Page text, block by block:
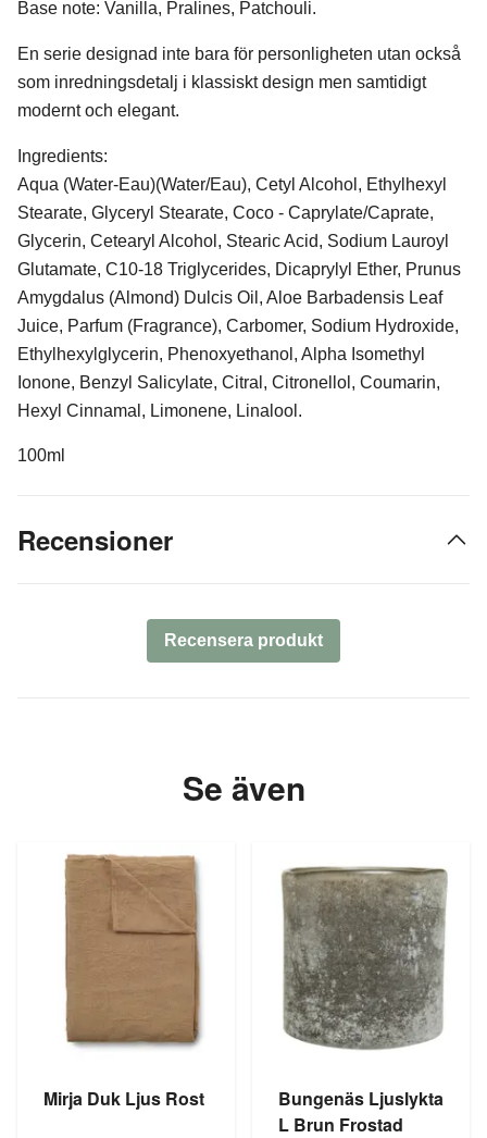
Base note: Vanilla, Pralines, Patchouli.
En serie designad inte bara för personligheten utan också
som inredningsdetalj i klassiskt design men samtidigt
modernt och elegant.
Ingredients:
Aqua (Water-Eau)(Water/Eau), Cetyl Alcohol, Ethylhexyl
Stearate, Glyceryl Stearate, Coco - Caprylate/Caprate,
Glycerin, Cetearyl Alcohol, Stearic Acid, Sodium Lauroyl
Glutamate, C10-18 Triglycerides, Dicaprylyl Ether, Prunus
Amygdalus (Almond) Dulcis Oil, Aloe Barbadensis Leaf
Juice, Parfum (Fragrance), Carbomer, Sodium Hydroxide,
Ethylhexylglycerin, Phenoxyethanol, Alpha Isomethyl
Ionone, Benzyl Salicylate, Citral, Citronellol, Coumarin,
Hexyl Cinnamal, Limonene, Linalool.
100ml
Recensioner
Recensera produkt
Se även
Mirja Duk Ljus Rost
Bungenäs Ljuslykta
L Brun Frostad